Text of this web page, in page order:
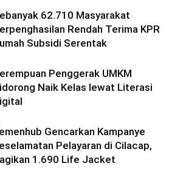
62.710 Masyarakat
Rendah Terima KPR
Subsidi Serentak
Penggerak UMKM
Naik Kelas lewat Literasi
Gencarkan Kampanye
Pelayaran di Cilacap,
1.690 Life Jacket